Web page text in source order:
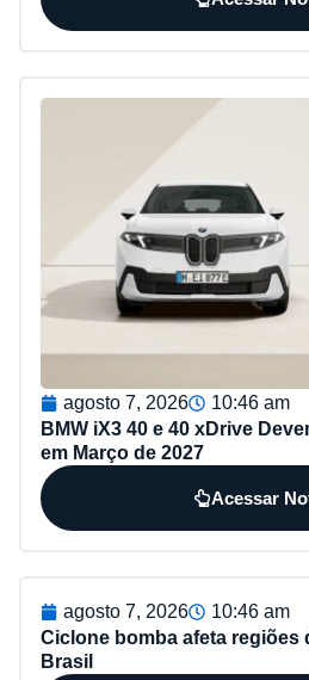
agosto 7, 2026
10:46 am
BMW iX3 40 e 40 xDrive
em Março de 2027
Acessar
agosto 7, 2026
10:46 am
Ciclone bomba afeta regiões
Brasil